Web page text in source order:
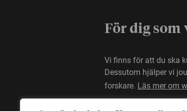
För dig
Vi finns för att du ska
Dessutom hjälper vi
forskare. Läs mer om